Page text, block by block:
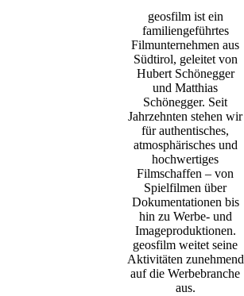
geosfilm ist ein
familiengeführtes
Filmunternehmen aus
Südtirol, geleitet von
Hubert Schönegger
und Matthias
Schönegger. Seit
Jahrzehnten stehen wir
für authentisches,
atmosphärisches und
hochwertiges
Filmschaffen – von
Spielfilmen über
Dokumentationen bis
hin zu Werbe- und
Imageproduktionen.
geosfilm weitet seine
Aktivitäten zunehmend
auf die Werbebranche
aus.